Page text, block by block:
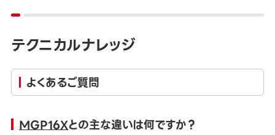
テクニカルナレッジ
よくあるご質問
MGP16Xとの主な違いは何ですか？